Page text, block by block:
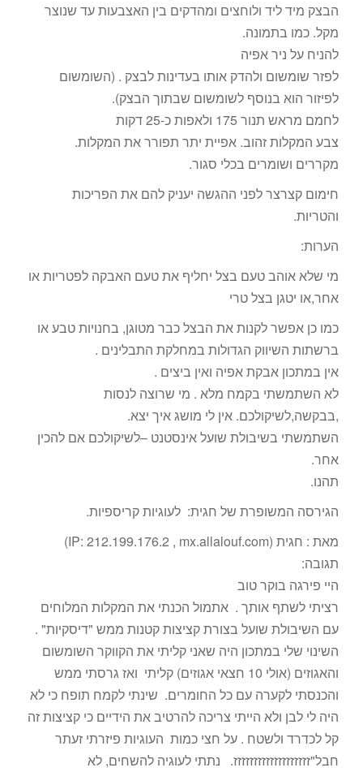
הבצק מיד ליד ולוחצים ומהדקים בין האצבעות עד שנוצר
מקל. כמו בתמונה.
להניח על ניר אפיה
לפזר שומשום ולהדק אותו בעדינות לבצק . (השומשום
לפיזור הוא בנוסף לשומשום שבתוך הבצק).
לחמם מראש תנור 175 ולאפות כ-25 דקות
צבע המקלות זהוב. אפיית יתר תפורר את המקלות.
מקררים ושומרים בכלי סגור.
חימום קצרצר לפני ההגשה יעניק להם את הפריכות
והטריות.
הערות:
מי שלא אוהב טעם בצל יחליף את טעם האבקה לפטריות או
אחר,או יטגן בצל טרי
כמו כן אפשר לקנות את הבצל כבר מטוגן, בחנויות טבע או
ברשתות השיווק הגדולות במחלקת התבלינים .
אין במתכון אבקת אפיה ואין ביצים .
לא השתמשתי בקמח מלא . מי שרוצה לנסות
,בבקשה,לשיקולכם. אין לי מושג איך יצא.
השתמשתי בשיבולת שועל אינסטנט –לשיקולכם אם להכין
אחר.
תהנו.
הגירסה המשופרת של חגית: לעוגיות קריספיות.
מאת : חגית‏ (IP: 212.199.176.2 , mx.allalouf.com)
תגובה:
היי פירגה בוקר טוב
רציתי לשתף אותך . אתמול הכנתי את המקלות המלוחים
עם השיבולת שועל בצורת קציצות קטנות ממש "דיסקיות" .
השינוי שלי במתכון היה שאני קליתי את הקווקר השומשום
והאגוזים (אולי 10 חצאי אגוזים) קליתי ואז גרסתי ממש
והכנסתי לקערה עם כל החומרים. שינתי לקמח תופח כי לא
היה לי לבן ולא הייתי צריכה להרטיב את הידיים כי קציצות זה
קל לכדרד ולשטח . על חצי כמות העוגיות פיזרתי זעתר
חבל"זזזזזזזזזזזזזזזזזזז. נתתי לעוגיה להשחים, לא